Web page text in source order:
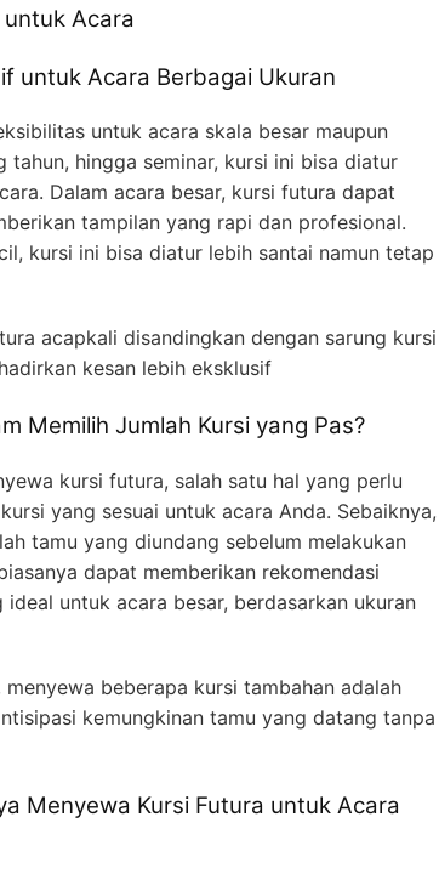
Acara
untuk Acara Berbagai Ukuran
untuk acara skala besar maupun
tahun, hingga seminar, kursi ini bisa diatur
Dalam acara besar, kursi futura dapat
tampilan yang rapi dan profesional.
kursi ini bisa diatur lebih santai namun tetap
acapkali disandingkan dengan sarung kursi
kesan lebih eksklusif
Memilih Jumlah Kursi yang Pas?
kursi futura, salah satu hal yang perlu
yang sesuai untuk acara Anda. Sebaiknya,
tamu yang diundang sebelum melakukan
dapat memberikan rekomendasi
ideal untuk acara besar, berdasarkan ukuran
beberapa kursi tambahan adalah
kemungkinan tamu yang datang tanpa
Menyewa Kursi Futura untuk Acara